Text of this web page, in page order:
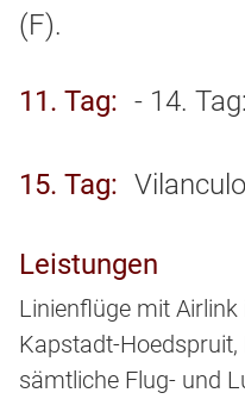
(F).
11. Tag - 14.
15. Tag
Leistungen
Linienflüge mit
Kapstadt-
sämtliche Flug- und